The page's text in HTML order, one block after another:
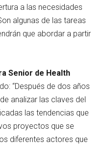
a las necesidades
algunas de las tareas
que abordar a partir
Senior de Health
“Después de dos años
analizar las claves del
las tendencias que
proyectos que se
diferentes actores que